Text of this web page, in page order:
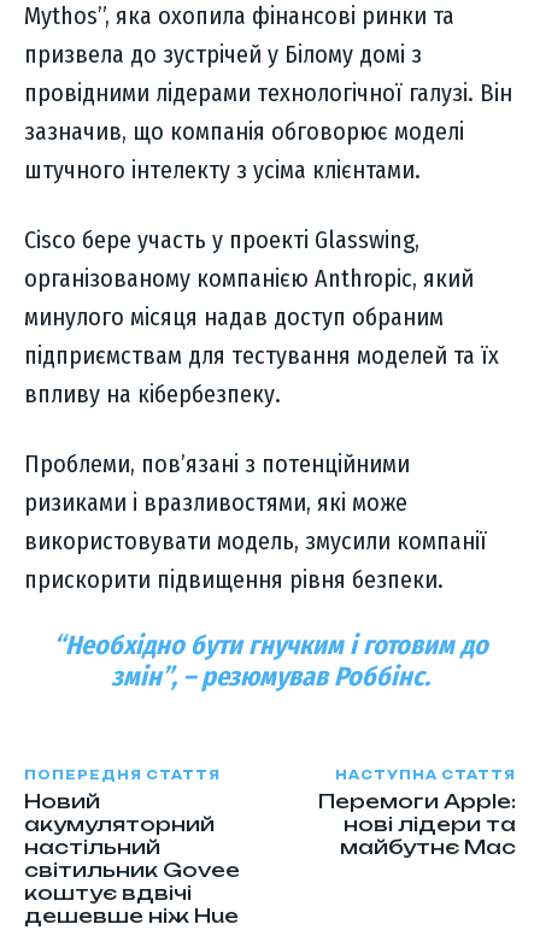
Mythos”, яка охопила фінансові ринки та
призвела до зустрічей у Білому домі з
провідними лідерами технологічної галузі. Він
зазначив, що компанія обговорює моделі
штучного інтелекту з усіма клієнтами.
Cisco бере участь у проекті Glasswing,
організованому компанією Anthropic, який
минулого місяця надав доступ обраним
підприємствам для тестування моделей та їх
впливу на кібербезпеку.
Проблеми, пов’язані з потенційними
ризиками і вразливостями, які може
використовувати модель, змусили компанії
прискорити підвищення рівня безпеки.
“Необхідно бути гнучким і готовим до
змін”, – резюмував Роббінс.
ПОПЕРЕДНЯ СТАТТЯ
Новий
акумуляторний
настільний
світильник Govee
коштує вдвічі
дешевше ніж Hue
НАСТУПНА СТАТТЯ
Перемоги Apple:
нові лідери та
майбутнє Mac